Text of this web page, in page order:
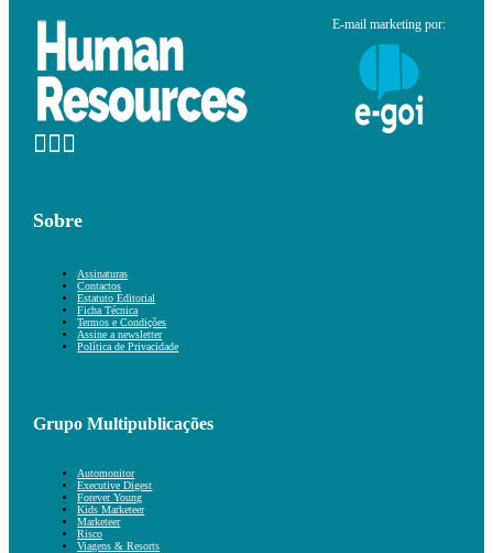
E-mail marketing por:
Sobre
Assinaturas
Contactos
Estatuto Editorial
Ficha Técnica
Termos e Condições
Assine a newsletter
Política de Privacidade
Grupo Multipublicações
Automonitor
Executive Digest
Forever Young
Kids Marketeer
Marketeer
Risco
Viagens & Resorts